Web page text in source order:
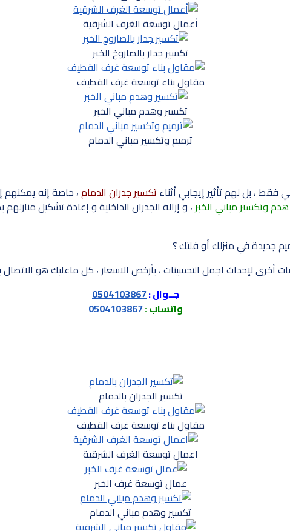
أعمال توسعة الغرف الشرقية
تكسير جدار بالصاروخ الخبر
مقاول بناء توسعة غرف القطيف
تكسير وهدم مباني الخبر
ترميم وتكسير مباني الدمام
فقط ، بل لهم تأثير إيجابي أثناء تكسير جدران الدمام، خاصة إنه يمكنهم
هدم وتكسير مباني الخبر ، و إزالة الجدران الداخلية و إعادة تشكيل
جديدة في منزلك أو فلتك ؟
أخرى لإحداث اجمل التحسينات ، بأرخص الاسعار ، كل ماعليك هو الاتصال بنا
جــوال :0504103867
واتساب :0504103867
تكسير الجدران بالدمام
مقاول بناء توسعة غرف القطيف
اعمال توسعة الغرف الشرقية
عمال توسعة غرف الخبر
تكسير وهدم مباني الدمام